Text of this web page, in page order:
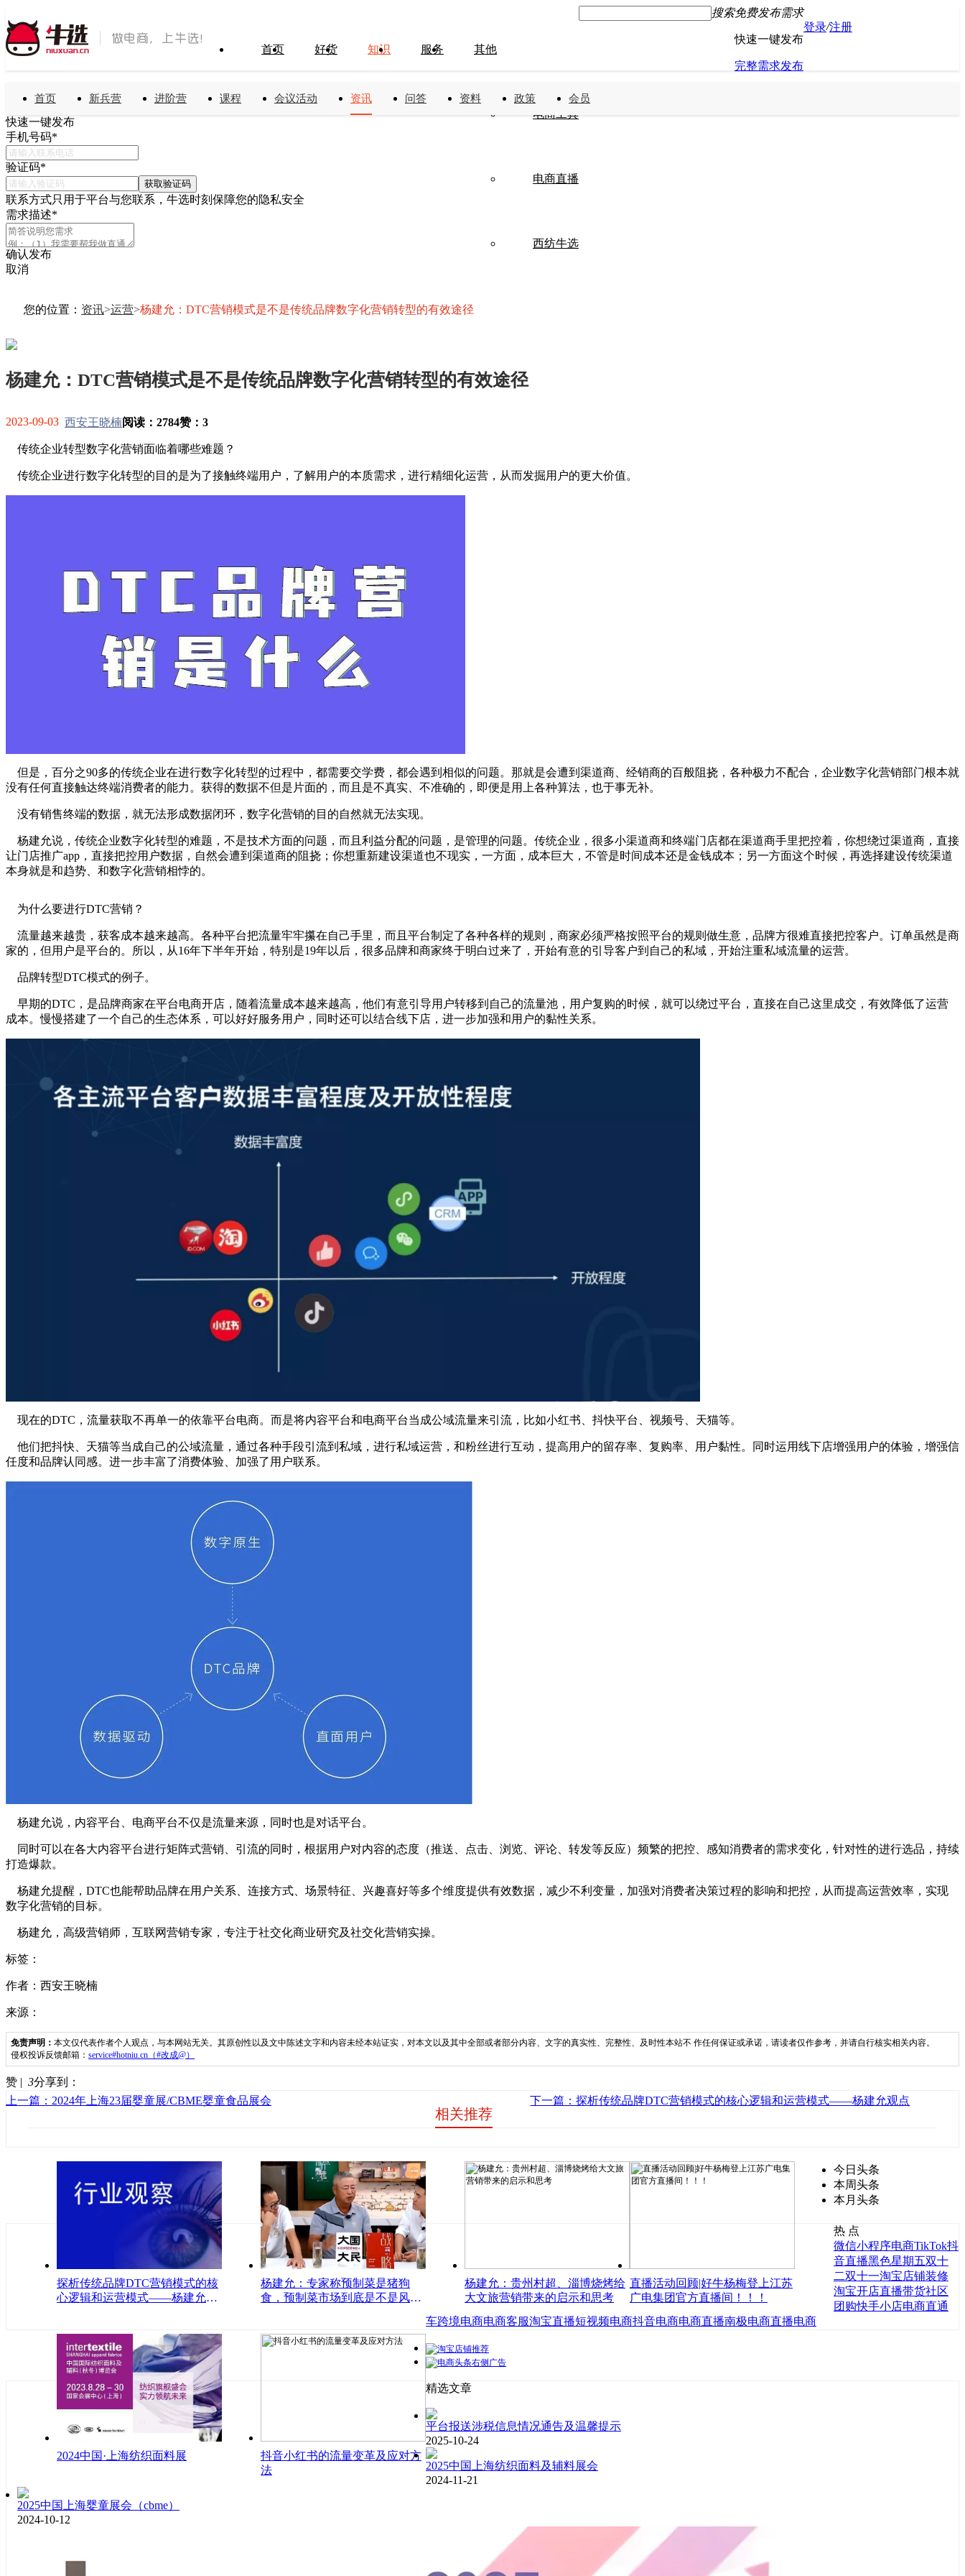
首页 好货 知识 服务 其他
电商工具
电商直播
西纺牛选
搜索免费发布需求
快速一键发布
完整需求发布
登录/注册
首页 新兵营 进阶营 课程 会议活动 资讯 问答 资料 政策 会员
快速一键发布
手机号码*
验证码*
获取验证码
联系方式只用于平台与您联系，牛选时刻保障您的隐私安全
需求描述*
确认发布
取消
您的位置： 资讯>运营>杨建允：DTC营销模式是不是传统品牌数字化营销转型的有效途径
杨建允：DTC营销模式是不是传统品牌数字化营销转型的有效途径
西安王晓楠阅读：2784赞：3
2023-09-03
传统企业转型数字化营销面临着哪些难题？
传统企业进行数字化转型的目的是为了接触终端用户，了解用户的本质需求，进行精细化运营，从而发掘用户的更大价值。
但是，百分之90多的传统企业在进行数字化转型的过程中，都需要交学费，都会遇到相似的问题。那就是会遭到渠道商、经销商的百般阻挠，各种极力不配合，企业数字化营销部门根本就
没有任何直接触达终端消费者的能力。获得的数据不但是片面的，而且是不真实、不准确的，即便是用上各种算法，也于事无补。
没有销售终端的数据，就无法形成数据闭环，数字化营销的目的自然就无法实现。
杨建允说，传统企业数字化转型的难题，不是技术方面的问题，而且利益分配的问题，是管理的问题。传统企业，很多小渠道商和终端门店都在渠道商手里把控着，你想绕过渠道商，直接
让门店推广app，直接把控用户数据，自然会遭到渠道商的阻挠；你想重新建设渠道也不现实，一方面，成本巨大，不管是时间成本还是金钱成本；另一方面这个时候，再选择建设传统渠道
本身就是和趋势、和数字化营销相悖的。
为什么要进行DTC营销？
流量越来越贵，获客成本越来越高。各种平台把流量牢牢攥在自己手里，而且平台制定了各种各样的规则，商家必须严格按照平台的规则做生意，品牌方很难直接把控客户。订单虽然是商
家的，但用户是平台的。所以，从16年下半年开始，特别是19年以后，很多品牌和商家终于明白过来了，开始有意的引导客户到自己的私域，开始注重私域流量的运营。
品牌转型DTC模式的例子。
早期的DTC，是品牌商家在平台电商开店，随着流量成本越来越高，他们有意引导用户转移到自己的流量池，用户复购的时候，就可以绕过平台，直接在自己这里成交，有效降低了运营
成本。慢慢搭建了一个自己的生态体系，可以好好服务用户，同时还可以结合线下店，进一步加强和用户的黏性关系。
现在的DTC，流量获取不再单一的依靠平台电商。而是将内容平台和电商平台当成公域流量来引流，比如小红书、抖快平台、视频号、天猫等。
他们把抖快、天猫等当成自己的公域流量，通过各种手段引流到私域，进行私域运营，和粉丝进行互动，提高用户的留存率、复购率、用户黏性。同时运用线下店增强用户的体验，增强信
任度和品牌认同感。进一步丰富了消费体验、加强了用户联系。
杨建允说，内容平台、电商平台不仅是流量来源，同时也是对话平台。
同时可以在各大内容平台进行矩阵式营销、引流的同时，根据用户对内容的态度（推送、点击、浏览、评论、转发等反应）频繁的把控、感知消费者的需求变化，针对性的进行选品，持续
打造爆款。
杨建允提醒，DTC也能帮助品牌在用户关系、连接方式、场景特征、兴趣喜好等多个维度提供有效数据，减少不利变量，加强对消费者决策过程的影响和把控，从而提高运营效率，实现
数字化营销的目标。
杨建允，高级营销师，互联网营销专家，专注于社交化商业研究及社交化营销实操。
标签：
作者：西安王晓楠
来源：
免责声明： 本文仅代表作者个人观点，与本网站无关。其原创性以及文中陈述文字和内容未经本站证实，对本文以及其中全部或者部分内容、文字的真实性、完整性、及时性本站不 作任何保证或承诺，请读者仅作参考，并请自行核实相关内容。
侵权投诉反馈邮箱： service#hotniu.cn（#改成@）
赞 | 3分享到：
上一篇：2024年上海23届婴童展/CBME婴童食品展会
下一篇：探析传统品牌DTC营销模式的核心逻辑和运营模式——杨建允观点
相关推荐
探析传统品牌DTC营销模式的核
心逻辑和运营模式——杨建允观
杨建允：专家称预制菜是猪狗
食，预制菜市场到底是不是风
杨建允：贵州村超、淄博烧烤给
大文旅营销带来的启示和思考
直播活动回顾|好牛杨梅登上江苏
广电集团官方直播间！！！
2024中国·上海纺织面料展
抖音小红书的流量变革及应对方
法
今日头条
本周头条
本月头条
热 点
微信小程序电商TikTok抖
音直播黑色星期五双十
二双十一淘宝店铺装修
淘宝开店直播带货社区
团购快手小店电商直通
车跨境电商电商客服淘宝直播短视频电商抖音电商电商直播南极电商直播电商
精选文章
平台报送涉税信息情况通告及温馨提示
2025-10-24
2025中国上海纺织面料及辅料展会
2024-11-21
2025中国上海婴童展会（cbme）
2024-10-12